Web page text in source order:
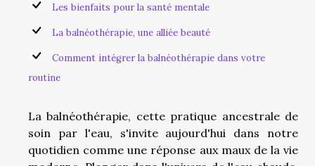
Les bienfaits pour la santé mentale
La balnéothérapie, une alliée beauté
Comment intégrer la balnéothérapie dans votre
routine
La balnéothérapie, cette pratique ancestrale de
soin par l'eau, s'invite aujourd'hui dans notre
quotidien comme une réponse aux maux de la vie